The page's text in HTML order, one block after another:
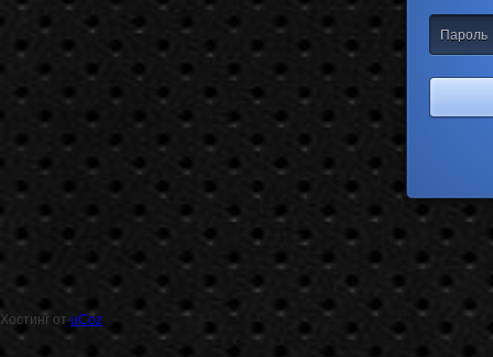
Хостинг отuCoz